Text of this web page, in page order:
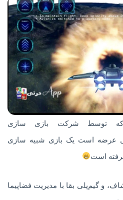
عرضه است یک بازی شبیه سازی
است
و گیم‌پلی بقا با مدیریت فضاپیما